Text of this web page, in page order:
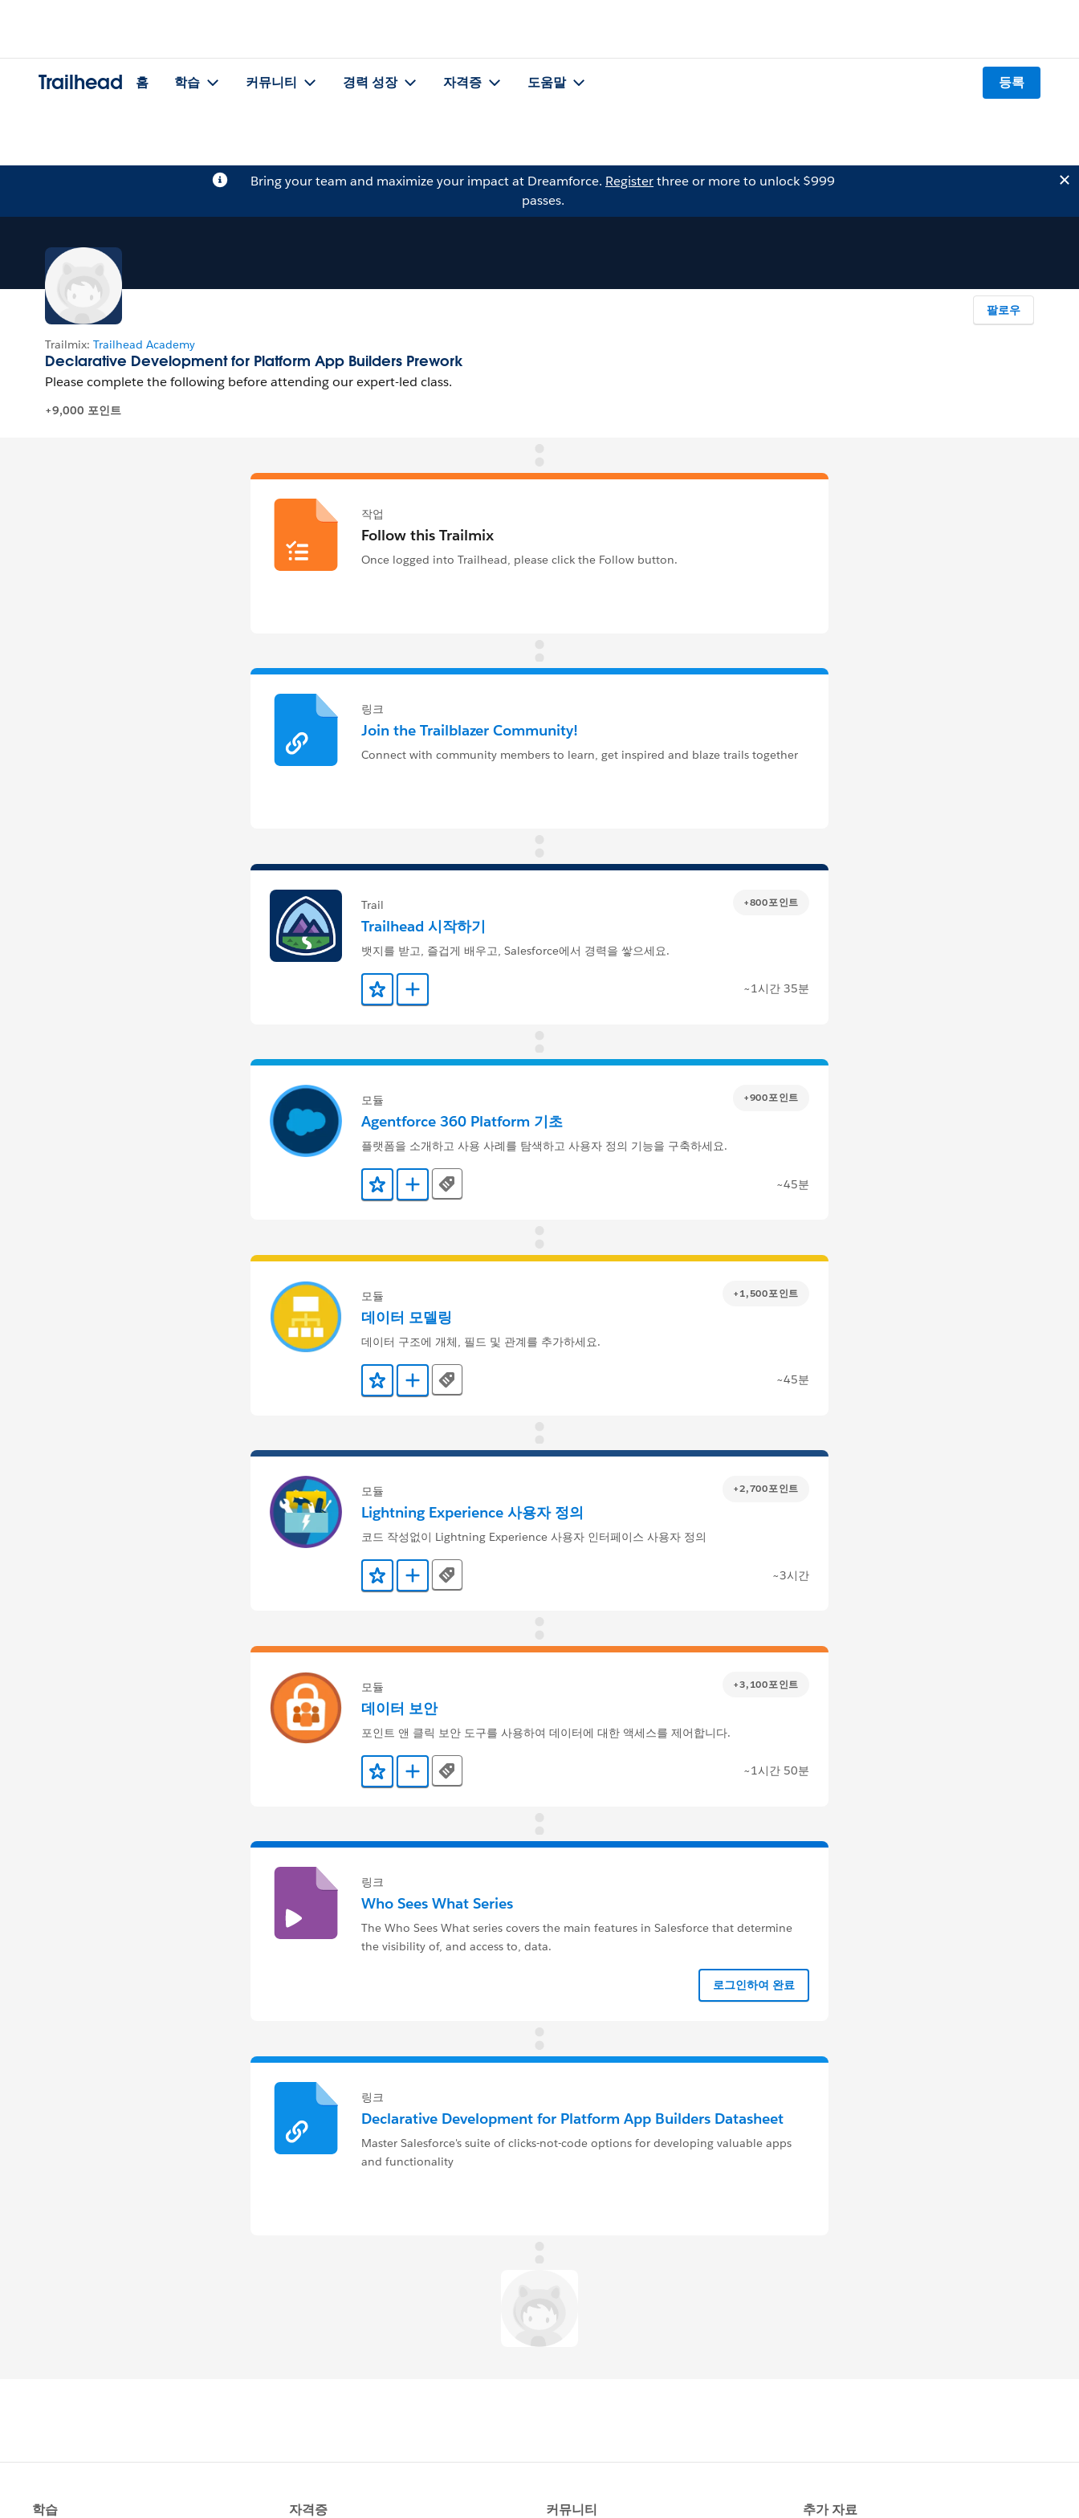
Trailhead 홈 학습 커뮤니티 경력 성장 자격증 도움말 등록
Bring your team and maximize your impact at Dreamforce. Registerthree or more to unlock $999
passes.
팔로우
작업
Follow this Trailmix
Once logged into Trailhead, please click the Follow button.
링크
Join the Trailblazer Community!
Connect with community members to learn, get inspired and blaze trails together
+800포인트
Trail
Trailhead 시작하기
뱃지를 받고, 즐겁게 배우고, Salesforce에서 경력을 쌓으세요.
즐겨찾기에 추가
Trailmix에 추가 ~1시간 35분
+900포인트
모듈
Agentforce 360 Platform 기초
플랫폼을 소개하고 사용 사례를 탐색하고 사용자 정의 기능을 구축하세요.
즐겨찾기에 추가
Trailmix에 추가
Tags ~45분
+1,500포인트
모듈
데이터 모델링
데이터 구조에 개체, 필드 및 관계를 추가하세요.
즐겨찾기에 추가
Trailmix에 추가
Tags ~45분
+2,700포인트
모듈
Lightning Experience 사용자 정의
코드 작성없이 Lightning Experience 사용자 인터페이스 사용자 정의
즐겨찾기에 추가
Trailmix에 추가
Tags ~3시간
+3,100포인트
모듈
데이터 보안
포인트 앤 클릭 보안 도구를 사용하여 데이터에 대한 액세스를 제어합니다.
즐겨찾기에 추가
Trailmix에 추가
Tags ~1시간 50분
링크
Who Sees What Series
The Who Sees What series covers the main features in Salesforce that determine
the visibility of, and access to, data.
로그인하여 완료
링크
Declarative Development for Platform App Builders Datasheet
Master Salesforce's suite of clicks-not-code options for developing valuable apps
and functionality